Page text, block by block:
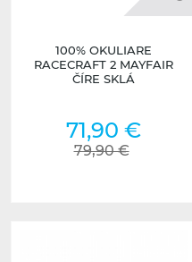
100% OKULIARE
RACECRAFT 2 MAYFAIR
ČÍRE SKLÁ
71,90 €
79,90 €